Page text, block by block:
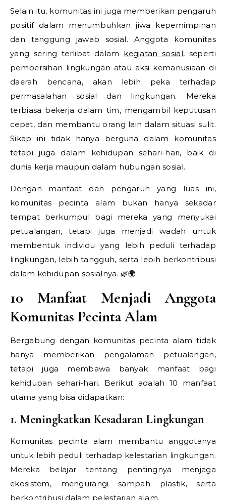
Selain itu, komunitas ini juga memberikan pengaruh
positif dalam menumbuhkan jiwa kepemimpinan
dan tanggung jawab sosial. Anggota komunitas
yang sering terlibat dalam kegiatan sosial, seperti
pembersihan lingkungan atau aksi kemanusiaan di
daerah bencana, akan lebih peka terhadap
permasalahan sosial dan lingkungan. Mereka
terbiasa bekerja dalam tim, mengambil keputusan
cepat, dan membantu orang lain dalam situasi sulit.
Sikap ini tidak hanya berguna dalam komunitas
tetapi juga dalam kehidupan sehari-hari, baik di
dunia kerja maupun dalam hubungan sosial.
Dengan manfaat dan pengaruh yang luas ini,
komunitas pecinta alam bukan hanya sekadar
tempat berkumpul bagi mereka yang menyukai
petualangan, tetapi juga menjadi wadah untuk
membentuk individu yang lebih peduli terhadap
lingkungan, lebih tangguh, serta lebih berkontribusi
dalam kehidupan sosialnya. 🌿🌍
10 Manfaat Menjadi Anggota
Komunitas Pecinta Alam
Bergabung dengan komunitas pecinta alam tidak
hanya memberikan pengalaman petualangan,
tetapi juga membawa banyak manfaat bagi
kehidupan sehari-hari. Berikut adalah 10 manfaat
utama yang bisa didapatkan:
1. Meningkatkan Kesadaran Lingkungan
Komunitas pecinta alam membantu anggotanya
untuk lebih peduli terhadap kelestarian lingkungan.
Mereka belajar tentang pentingnya menjaga
ekosistem, mengurangi sampah plastik, serta
berkontribusi dalam pelestarian alam.